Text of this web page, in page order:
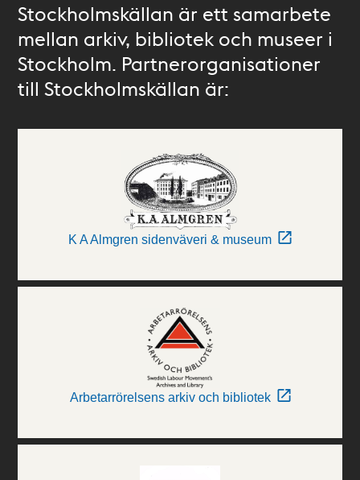
Stockholmskällan är ett samarbete
mellan arkiv, bibliotek och museer i
Stockholm. Partnerorganisationer
till Stockholmskällan är:
K A Almgren sidenväveri & museum
Arbetarrörelsens arkiv och bibliotek